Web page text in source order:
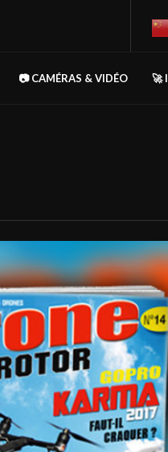
📷 CAMÉRAS & VIDÉO 🚀